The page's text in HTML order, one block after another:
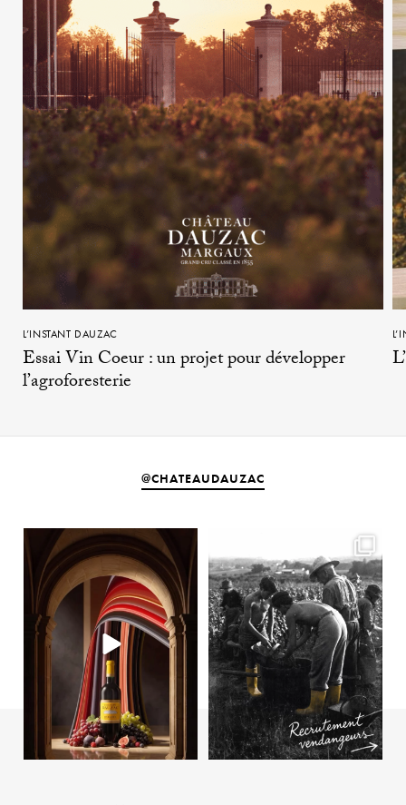
L’INSTANT DAUZAC
Essai Vin Coeur : un projet pour développer
l’agroforesterie
@CHATEAUDAUZAC